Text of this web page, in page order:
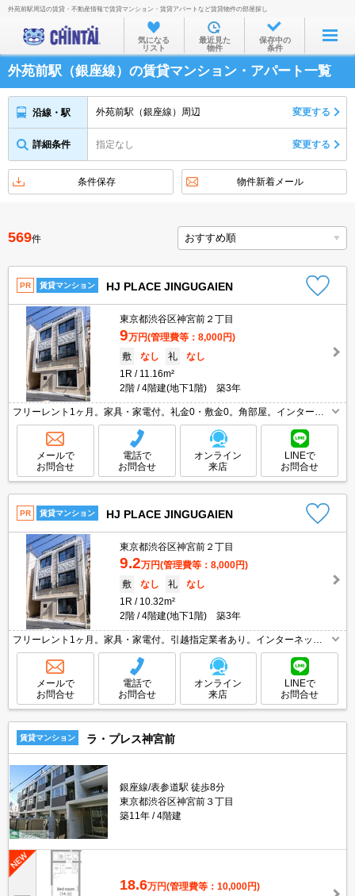
お部屋を探す
沿線・駅から
住所から
家賃相場から
物件特集から
不動産会社から
TOP
外苑前駅周辺の賃貸・不動産情報で賃貸マンション・賃貸アパートなど賃貸物件の部屋探し
気になる
リスト
最近見た
物件
保存中の
条件
外苑前駅（銀座線）の賃貸マンション・アパート一覧
沿線・駅 外苑前駅（銀座線）周辺 変更する
詳細条件 指定なし 変更する
条件保存 物件新着メール
569件
PR 賃貸マンション HJ PLACE JINGUGAIEN
東京都渋谷区神宮前２丁目
9万円(管理費等：8,000円)
敷
なし 礼
なし
1R
11.16m²
2階
4階建(地下1階) 築3年
フリーレント1ヶ月。家具・家電付。礼金0・敷金0。角部屋。インターネ
ット無料。オンライン契約相談可。保証会社加入要(初回月額総額50%、月
次月額総額2%)。引越指定業者あり。内見予約受付中。
メールで
お問合せ
電話で
お問合せ
オンライン
来店
LINEで
お問合せ
PR 賃貸マンション HJ PLACE JINGUGAIEN
東京都渋谷区神宮前２丁目
9.2万円(管理費等：8,000円)
敷
なし 礼
なし
1R
10.32m²
2階
4階建(地下1階) 築3年
フリーレント1ヶ月。家具・家電付。引越指定業者あり。インターネット
無料。保証会社加入要(初回月額総額50%、月次月額総額2%)。内見予約受
付中。オンライン契約相談可。
メールで
お問合せ
電話で
お問合せ
オンライン
来店
LINEで
お問合せ
賃貸マンション ラ・プレス神宮前
銀座線/表参道駅 徒歩8分
東京都渋谷区神宮前３丁目
築11年
4階建
18.6万円(管理費等：10,000円)